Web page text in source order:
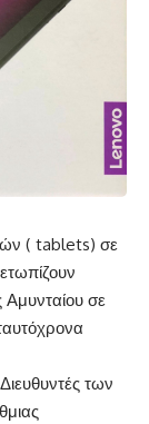
( tablets) σε
σε
των